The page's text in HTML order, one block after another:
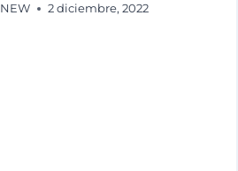
NEW 2 diciembre, 2022